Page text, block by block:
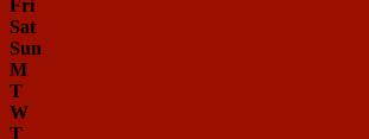
Fri
Sat
Sun
M
T
W
T